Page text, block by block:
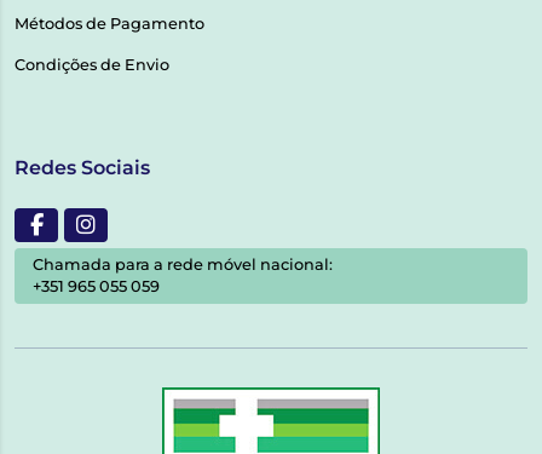
Métodos de Pagamento
Condições de Envio
Redes Sociais
Chamada para a rede móvel nacional:
+351 965 055 059